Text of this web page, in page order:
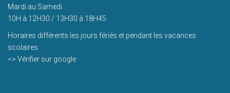
Mardi au Samedi :
10H à 12H30 / 13H30 à 18H45
Horaires différents les jours fériés et pendant les vacances
scolaires :
=> Vérifier sur google